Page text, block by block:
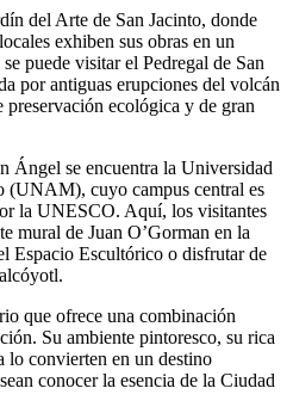
del Arte de San Jacinto, donde
exhiben sus obras en un
puede visitar el Pedregal de San
por antiguas erupciones del volcán
ecológica y de gran
Ángel se encuentra la Universidad
(UNAM), cuyo campus central es
la UNESCO. Aquí, los visitantes
mural de Juan O’Gorman en la
Espacio Escultórico o disfrutar de
que ofrece una combinación
Su ambiente pintoresco, su rica
lo convierten en un destino
conocer la esencia de la Ciudad